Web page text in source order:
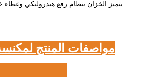
مواصفات المنتج